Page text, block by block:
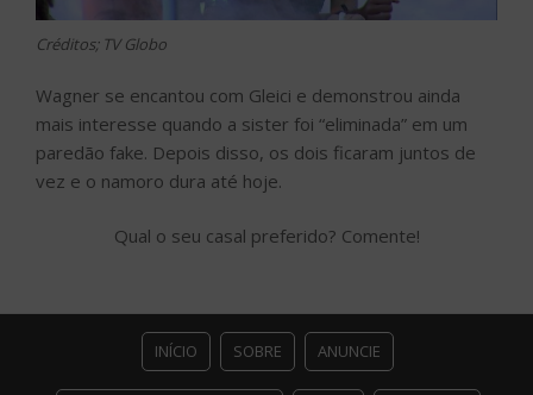
Créditos; TV Globo
Wagner se encantou com Gleici e demonstrou ainda
mais interesse quando a sister foi “eliminada” em um
paredão fake. Depois disso, os dois ficaram juntos de
vez e o namoro dura até hoje.
Qual o seu casal preferido? Comente!
INÍCIO SOBRE ANUNCIE